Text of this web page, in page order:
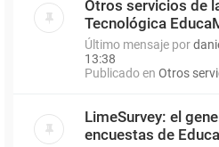
Otros servicios de
Tecnológica
Último mensaje por
13:38
Publicado en Otros
LimeSurvey: el
encuestas de